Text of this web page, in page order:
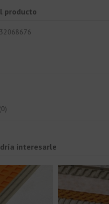
producto
interesarle